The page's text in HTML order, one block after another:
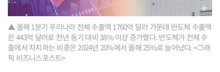
▲ 올해 1분기 우리나라 전체 수출액 1760억 달러 가운데 반도체 수출액
은 443억 달러로 전년 동기 대비 38% 이상 증가했다. 반도체가 전체 수
출에서 차지하는 비중은 2024년 20%에서 올해 25%로 늘어났다. <그래
픽 비즈니스포스트>